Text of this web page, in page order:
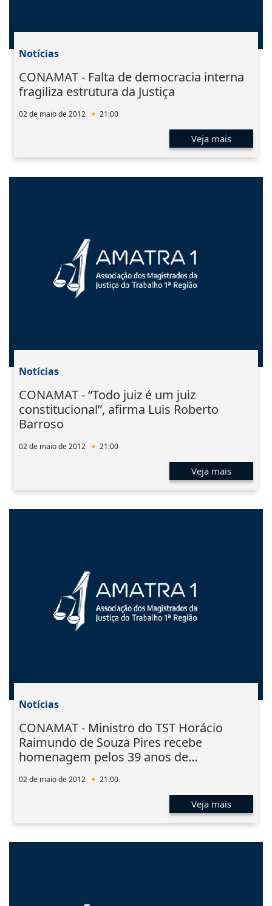
Notícias
CONAMAT - Falta de democracia interna
fragiliza estrutura da Justiça
02 de maio de 2012 21:00
Veja mais
Notícias
CONAMAT - “Todo juiz é um juiz
constitucional”, afirma Luis Roberto
Barroso
02 de maio de 2012 21:00
Veja mais
Notícias
CONAMAT - Ministro do TST Horácio
Raimundo de Souza Pires recebe
homenagem pelos 39 anos de
02 de maio de 2012 21:00
Veja mais